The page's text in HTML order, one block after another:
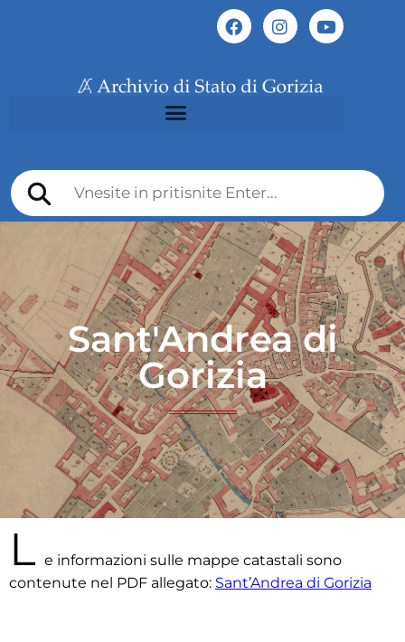
Sant'Andrea di
Gorizia
L e informazioni sulle mappe catastali sono
contenute nel PDF allegato: Sant’Andrea di Gorizia